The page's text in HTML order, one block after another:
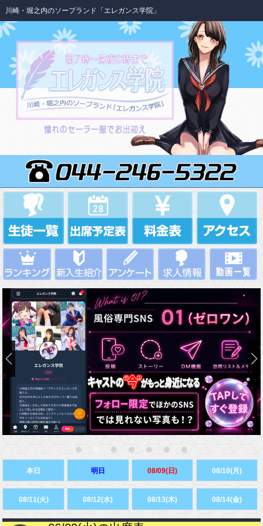
川崎・堀之内のソープランド「エレガンス学院」
本日 明日 08/09(日) 08/10(月)
08/11(火) 08/12(水) 08/13(木) 08/14(金)